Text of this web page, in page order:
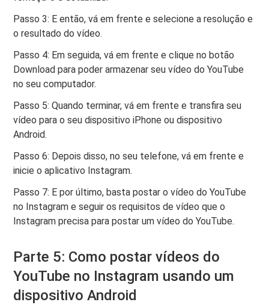
Passo 3: E então, vá em frente e selecione a resolução e
o resultado do vídeo.
Passo 4: Em seguida, vá em frente e clique no botão
Download para poder armazenar seu vídeo do YouTube
no seu computador.
Passo 5: Quando terminar, vá em frente e transfira seu
vídeo para o seu dispositivo iPhone ou dispositivo
Android.
Passo 6: Depois disso, no seu telefone, vá em frente e
inicie o aplicativo Instagram.
Passo 7: E por último, basta postar o vídeo do YouTube
no Instagram e seguir os requisitos de vídeo que o
Instagram precisa para postar um vídeo do YouTube.
Parte 5: Como postar vídeos do
YouTube no Instagram usando um
dispositivo Android